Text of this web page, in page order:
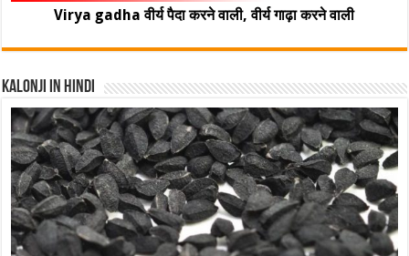
Virya gadha वीर्य पैदा करने वाली, वीर्य गाढ़ा करने वाली
Kalonji In Hindi